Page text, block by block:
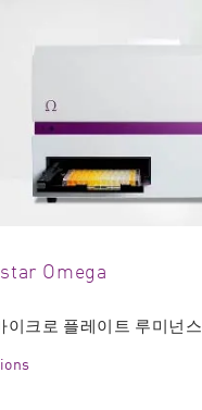
Omega
이크로 플레이트 루미넌스